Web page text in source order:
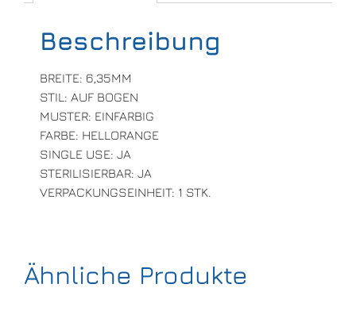
Beschreibung
BREITE: 6,35MM
STIL: AUF BOGEN
MUSTER: EINFARBIG
FARBE: HELLORANGE
SINGLE USE: JA
STERILISIERBAR: JA
VERPACKUNGSEINHEIT: 1 STK.
Ähnliche Produkte